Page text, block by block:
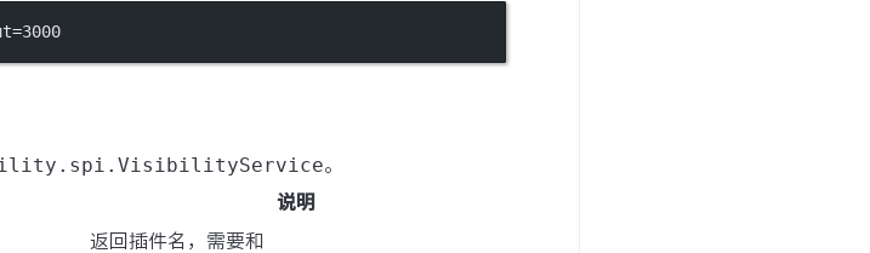
=3000
。
说明
返回插件名，需要和